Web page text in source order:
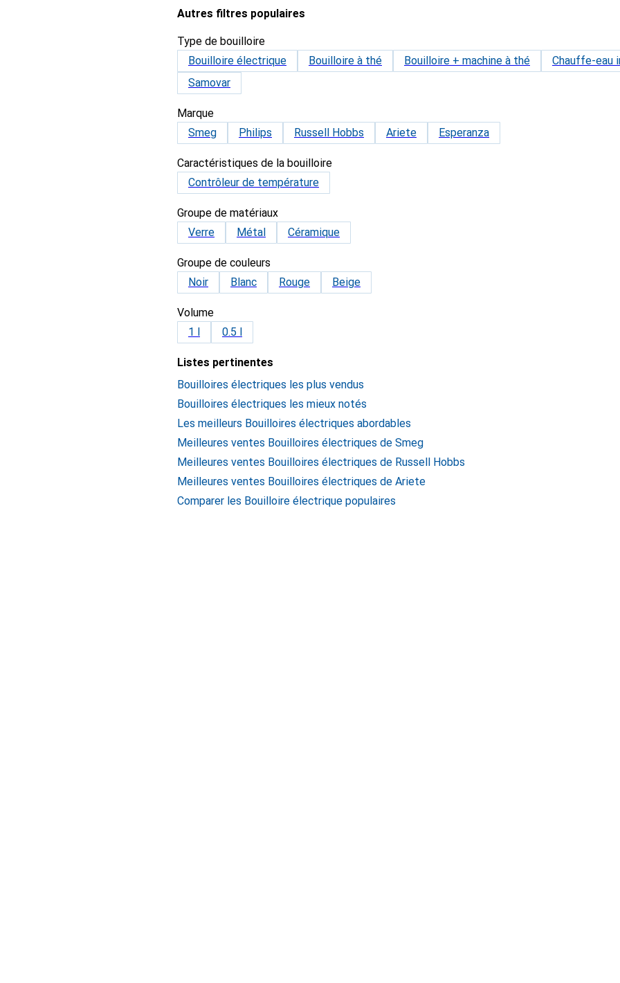
Autres filtres populaires
Type de bouilloire
Bouilloire électrique
Bouilloire à thé Bouilloire + machine à thé
Chauffe-eau
Samovar
Marque
Smeg
Philips Russell Hobbs Ariete Esperanza
Caractéristiques de la bouilloire
Contrôleur de température
Groupe de matériaux
Verre
Métal Céramique
Groupe de couleurs
Noir
Blanc Rouge Beige
Volume
1 l
0.5 l
Listes pertinentes
Bouilloires électriques les plus vendus
Bouilloires électriques les mieux notés
Les meilleurs Bouilloires électriques abordables
Meilleures ventes Bouilloires électriques de Smeg
Meilleures ventes Bouilloires électriques de Russell Hobbs
Meilleures ventes Bouilloires électriques de Ariete
Comparer les Bouilloire électrique populaires